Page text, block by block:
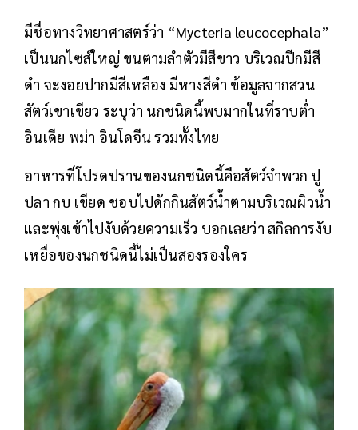
มีชื่อทางวิทยาศาสตร์ว่า “Mycteria leucocephala”
เป็นนกไซส์ใหญ่ ขนตามลำตัวมีสีขาว บริเวณปีกมีสี
ดำ จะงอยปากมีสีเหลือง มีหางสีดำ ข้อมูลจากสวน
สัตว์เขาเขียว ระบุว่า นกชนิดนี้พบมากในที่ราบต่ำ
อินเดีย พม่า อินโดจีน รวมทั้งไทย
อาหารที่โปรดปรานของนกชนิดนี้คือสัตว์จำพวก ปู
ปลา กบ เขียด ชอบไปดักกินสัตว์น้ำตามบริเวณผิวน้ำ
และพุ่งเข้าไปงับด้วยความเร็ว บอกเลยว่า สกิลการงับ
เหยื่อของนกชนิดนี้ไม่เป็นสองรองใคร